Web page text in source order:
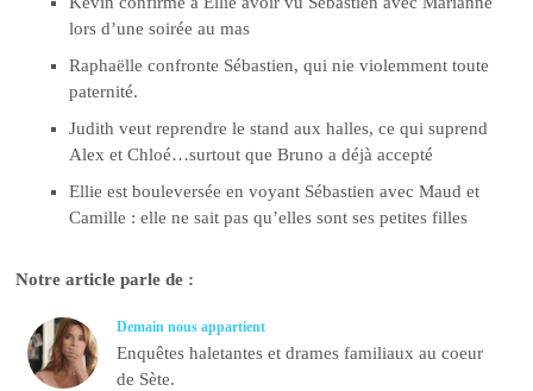
lors d’une soirée au mas
Raphaëlle confronte Sébastien, qui nie violemment toute
paternité.
Judith veut reprendre le stand aux halles, ce qui suprend
Alex et Chloé…surtout que Bruno a déjà accepté
Ellie est bouleversée en voyant Sébastien avec Maud et
Camille : elle ne sait pas qu’elles sont ses petites filles
Notre article parle de :
Demain nous appartient
Enquêtes haletantes et drames familiaux au coeur
de Sète.